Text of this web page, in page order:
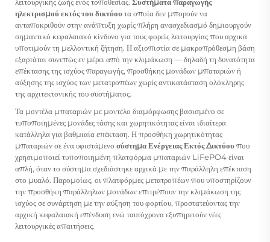
ηλεκτρισμού εκτός του δικτύουτα οποία δεν μπορούν να
ανταποκριθούν στην ανάπτυξη χωρίς πλήρη ανασχεδιασμό δημιουργούν
σημαντικό κεφαλαιακό κίνδυνο για τους φορείς λειτουργίας που αρχικά
υποτιμούν τη μελλοντική ζήτηση. Η αξιοπιστία σε μακροπρόθεσμη βάση
εξαρτάται συνεπώς εν μέρει από την κλιμάκωση — δηλαδή τη δυνατότητα
επέκτασης της ισχύος παραγωγής, προσθήκης μονάδων μπαταριών ή
αύξησης της ισχύος των μετατροπέων χωρίς αντικατάσταση ολόκληρης
της αρχιτεκτονικής του συστήματος.
Τα μοντέλα μπαταριών με μοντέλο διαμόρφωσης βασισμένο σε
τυποποιημένες μονάδες τάσης και χωρητικότητας είναι ιδιαίτερα
κατάλληλα για βαθμιαία επέκταση. Η προσθήκη χωρητικότητας
μπαταριών σε ένα υφιστάμενο σύστημα Ενέργειας Εκτός Δικτύουπου
χρησιμοποιεί τυποποιημένη πλατφόρμα μπαταριών LiFePO4 είναι
απλή, όταν το σύστημα σχεδιάστηκε αρχικά με την παράλληλη επέκταση
στο μυαλό. Παρομοίως, οι πλατφόρμες μετατροπέων που υποστηρίζουν
την προσθήκη παράλληλων μονάδων επιτρέπουν την κλιμάκωση της
ισχύος σε συνάρτηση με την αύξηση του φορτίου, προστατεύοντας την
αρχική κεφαλαιακή επένδυση ενώ ταυτόχρονα εξυπηρετούν νέες
λειτουργικές απαιτήσεις.